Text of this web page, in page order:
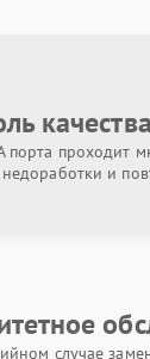
качества
порта проходит
и
случае